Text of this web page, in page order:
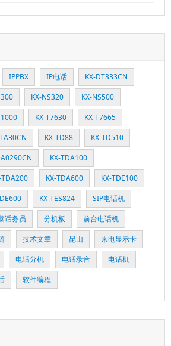
IPPBX IP电话
KX-DT333CN
KX-NS320
KX-NS500
KX-T7630
KX-T7665
KX-TD88
KX-TD510
KX-TDA100
TDA200 KX-TDA600
KX-TDE100
KX-TES824
SIP电话机
话务员 分机板
前台电话机
技术文章 昆山
来电显示卡
电话分机 电话录音
电话机
软件编程